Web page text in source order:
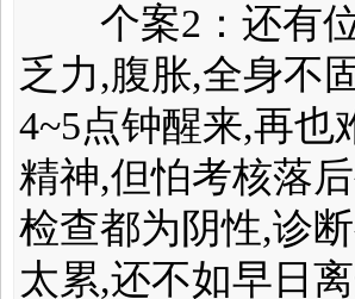
个案2：还有位
乏力,腹胀,全身不
4~5点钟醒来,再
精神,但怕考核落
检查都为阴性,诊
太累,还不如早日